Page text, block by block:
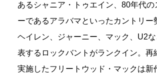
あるシャニア・トゥエイン、80年代の
ーであるアラバマといったカントリー
ヘイレン、ジャーニー、マック、U2
表するロックバントがランクイン。再
実施したフリートウッド・マックは新